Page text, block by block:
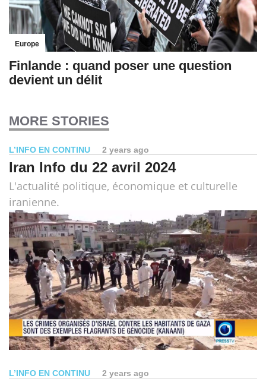
Europe
Finlande : quand poser une question
devient un délit
MORE STORIES
L’INFO EN CONTINU 2 years ago
Iran Info du 22 avril 2024
L'actualité politique, économique et culturelle
iranienne.
L’INFO EN CONTINU 2 years ago